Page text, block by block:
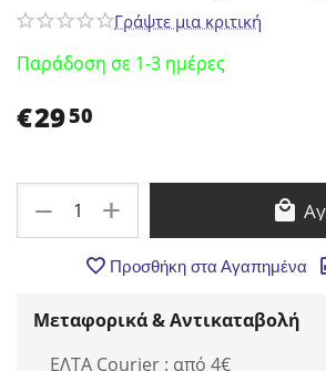
Γράψτε μια κριτική
Παράδοση σε 1-3 ημέρες
€2950
+
−
Προσθήκη στα Αγαπημένα
Μεταφορικά & Αντικαταβολή
ΕΛΤΑ Courier : από 4€